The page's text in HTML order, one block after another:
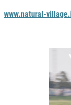
www.natural-